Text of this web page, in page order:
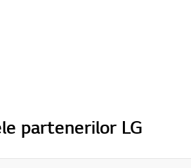
partenerilor LG